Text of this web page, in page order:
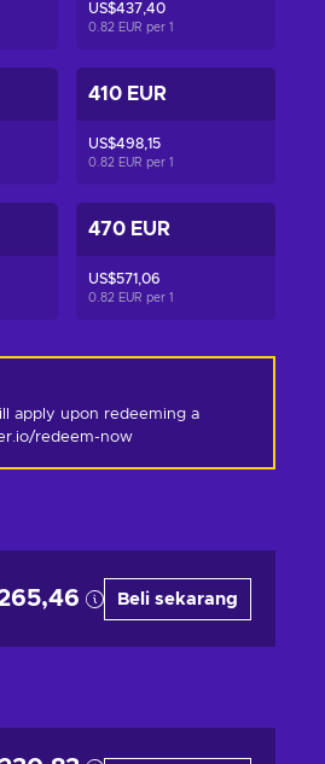
US$437,40
0.82 EUR per1
410 EUR
US$498,15
0.82 EUR per1
470 EUR
US$571,06
0.82 EUR per1
apply upon redeeming a
redeem-now
Beli sekarang